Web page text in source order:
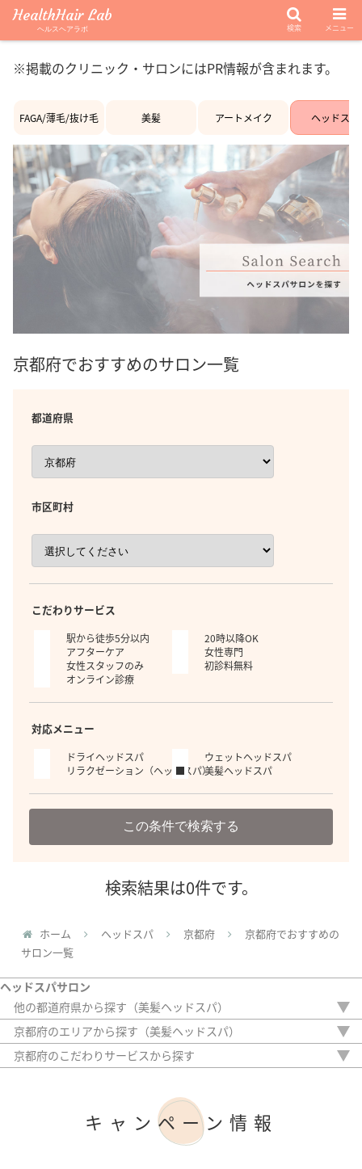
※掲載のクリニック・サロンにはPR情報が含まれます。
FAGA/薄毛/抜け毛 美髪 アートメイク ヘッドスパ
京都府でおすすめのサロン一覧
都道府県
市区町村
こだわりサービス
駅から徒歩5分以内
20時以降OK
アフターケア
女性専門
女性スタッフのみ
初診料無料
オンライン診療
対応メニュー
ドライヘッドスパ
ウェットヘッドスパ
リラクゼーション（ヘッドスパ）美髪ヘッドスパ
この条件で検索する
検索結果は0件です。
ホーム ヘッドスパ 京都府
京都府でおすすめの
サロン一覧
ヘッドスパサロン
他の都道府県から探す（美髪ヘッドスパ）
北海道
埼玉県
千葉県
京都府のエリアから探す（美髪ヘッドスパ）
京都市
京都府のこだわりサービスから探す
キャンペーン情報
HealthHair Lab
ヘルスヘアラボ 検索 メニュー